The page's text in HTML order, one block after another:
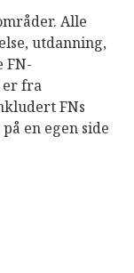
Alle
utdanning,
FN-
er fra
FNs
en egen side